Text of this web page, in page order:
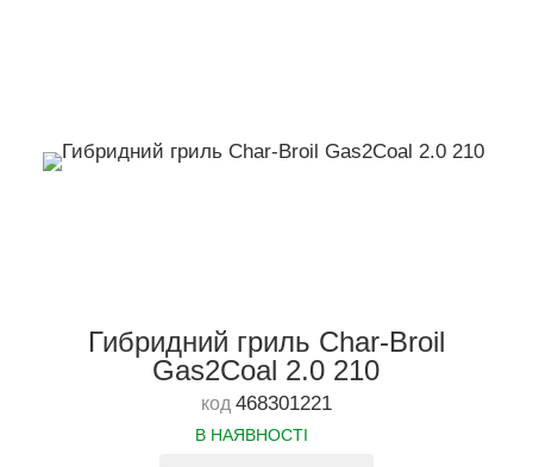
Гибридний гриль Char-Broil
Gas2Coal 2.0 210
код 468301221
В НАЯВНОСТІ